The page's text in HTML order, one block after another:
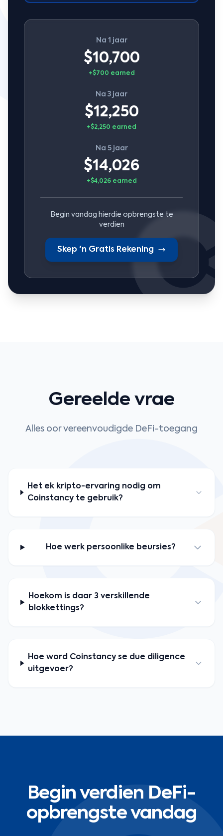
Na 1 jaar
$10,700
+$700 earned
Na 3 jaar
$12,250
+$2,250 earned
Na 5 jaar
$14,026
+$4,026 earned
Begin vandag hierdie opbrengste te
verdien
Skep 'n Gratis Rekening
Gereelde vrae
Alles oor vereenvoudigde DeFi-toegang
Het ek kripto-ervaring nodig om
Coinstancy te gebruik?
Hoe werk persoonlike beursies?
Hoekom is daar 3 verskillende
blokkettings?
Hoe word Coinstancy se due diligence
uitgevoer?
Begin verdien DeFi-
opbrengste vandag